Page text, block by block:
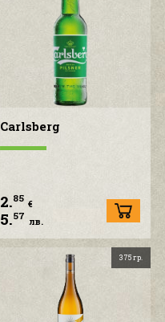
Carlsberg
2.85 €
5.57 лв.
375 гр.